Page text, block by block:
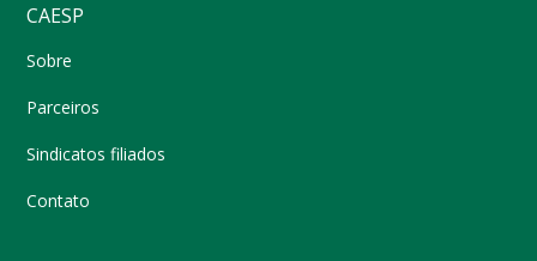
CAESP
Sobre
Parceiros
Sindicatos filiados
Contato